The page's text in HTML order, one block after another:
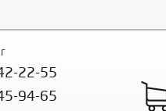
22-55
94-65